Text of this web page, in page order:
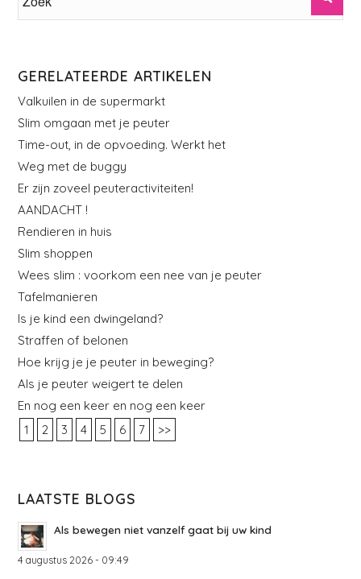
GERELATEERDE ARTIKELEN
Valkuilen in de supermarkt
Slim omgaan met je peuter
Time-out, in de opvoeding. Werkt het
Weg met de buggy
Er zijn zoveel peuteractiviteiten!
AANDACHT !
Rendieren in huis
Slim shoppen
Wees slim : voorkom een nee van je peuter
Tafelmanieren
Is je kind een dwingeland?
Straffen of belonen
Hoe krijg je je peuter in beweging?
Als je peuter weigert te delen
En nog een keer en nog een keer
1
2 3 4 5 6 7 >>
LAATSTE BLOGS
Als bewegen niet vanzelf gaat bij uw kind
4 augustus 2026 - 09:49